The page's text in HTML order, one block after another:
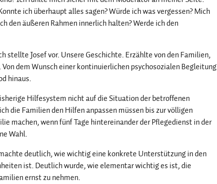
ich überhaupt alles sagen? Würde ich was vergessen? Mich
den äußeren Rahmen innerlich halten? Werde ich den
stellte Josef vor. Unsere Geschichte. Erzählte von den Familien,
dem Wunsch einer kontinuierlichen psychosozialen Begleitung
hinaus.
Hilfesystem nicht auf die Situation der betroffenen
die Familien den Hilfen anpassen müssen bis zur völligen
machen, wenn fünf Tage hintereinander der Pflegedienst in der
Wahl.
deutlich, wie wichtig eine konkrete Unterstützung in den
ist. Deutlich wurde, wie elementar wichtig es ist, die
ernst zu nehmen.